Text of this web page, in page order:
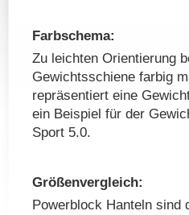
Farbschema:
Zu leichten Orientierung
Gewichtsschiene farbig
repräsentiert eine
ein Beispiel für der
Sport 5.0.
Größenvergleich:
Powerblock Hanteln sind